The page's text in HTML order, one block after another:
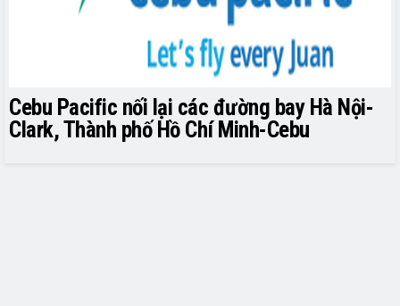
Cebu Pacific nối lại các đường bay Hà Nội-
Clark, Thành phố Hồ Chí Minh-Cebu